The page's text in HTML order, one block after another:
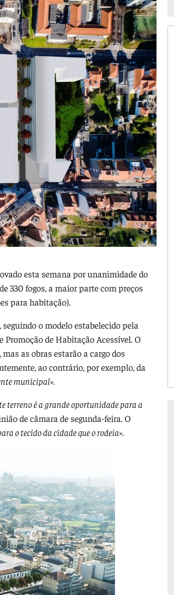
esta semana por unanimidade do
330 fogos, a maior parte com preços
para habitação).
o modelo estabelecido pela
de Habitação Acessível. O
as obras estarão a cargo dos
ao contrário, por exemplo, da
municipal».
terreno é a grande oportunidade para a
de câmara de segunda-feira. O
o tecido da cidade que o rodeia».